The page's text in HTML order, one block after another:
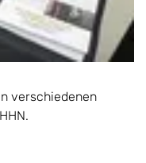
verschiedenen